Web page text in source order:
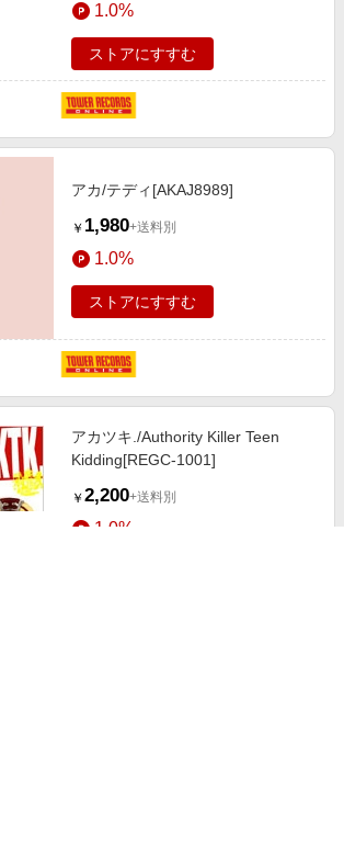
1.0%
ストアにすすむ
アカ/テディ[AKAJ8989]
￥ 1,980+送料別
1.0%
ストアにすすむ
アカツキ./Authority Killer Teen
Kidding[REGC-1001]
￥ 2,200+送料別
1.0%